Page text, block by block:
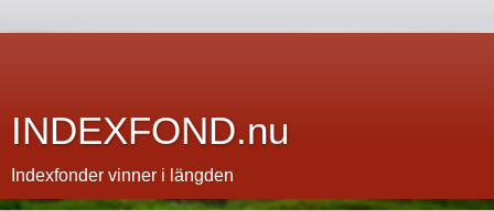
INDEXFOND.nu
Indexfonder vinner i längden